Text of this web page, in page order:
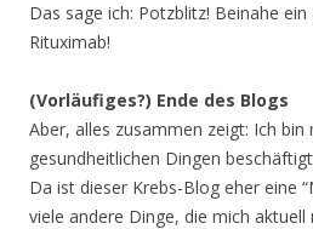
Das sage ich: Potzblitz! Beinahe
Rituximab!
(Vorläufiges?) Ende des Blogs
Aber, alles zusammen zeigt: Ich bin
gesundheitlichen Dingen
Da ist dieser Krebs-Blog eher eine
viele andere Dinge, die mich